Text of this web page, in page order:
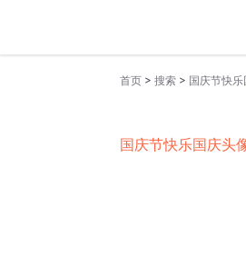
首页 > 搜索 > 国庆节快
国庆节快乐国庆头